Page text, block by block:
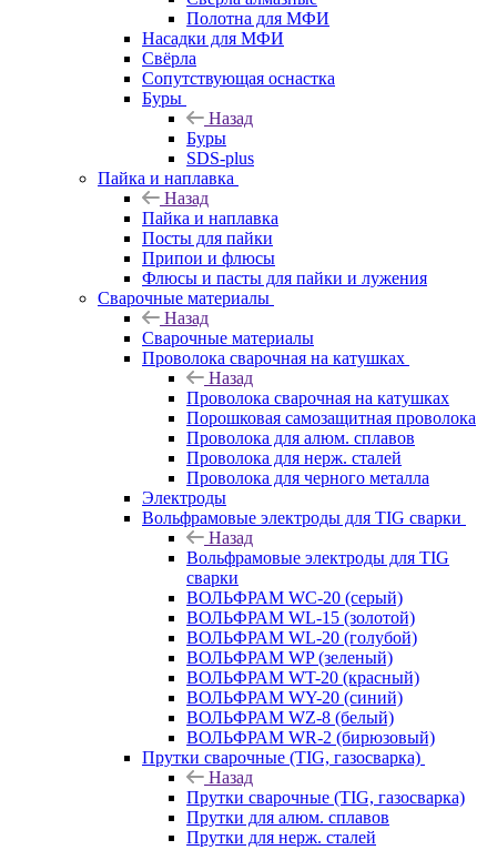
Полотна для МФИ
Насадки для МФИ
Свёрла
Сопутствующая оснастка
Буры
Назад
Буры
SDS-plus
Пайка и наплавка
Назад
Пайка и наплавка
Посты для пайки
Припои и флюсы
Флюсы и пасты для пайки и лужения
Сварочные материалы
Назад
Сварочные материалы
Проволока сварочная на катушках
Назад
Проволока сварочная на катушках
Порошковая самозащитная проволока
Проволока для алюм. сплавов
Проволока для нерж. сталей
Проволока для черного металла
Электроды
Вольфрамовые электроды для TIG сварки
Назад
Вольфрамовые электроды для TIG
сварки
ВОЛЬФРАМ WC-20 (серый)
ВОЛЬФРАМ WL-15 (золотой)
ВОЛЬФРАМ WL-20 (голубой)
ВОЛЬФРАМ WP (зеленый)
ВОЛЬФРАМ WT-20 (красный)
ВОЛЬФРАМ WY-20 (синий)
ВОЛЬФРАМ WZ-8 (белый)
ВОЛЬФРАМ WR-2 (бирюзовый)
Прутки сварочные (TIG, газосварка)
Назад
Прутки сварочные (TIG, газосварка)
Прутки для алюм. сплавов
Прутки для нерж. сталей